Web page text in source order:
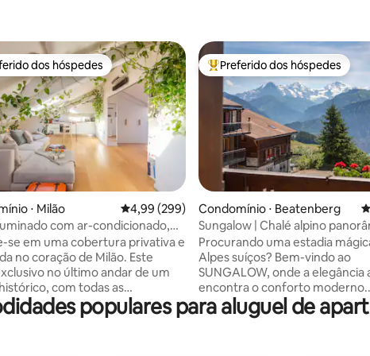
média de 5, 214 avaliações
melhores preferidos dos hóspedes
dos hóspedes
⋅ Milão 4,99 de uma avaliação média de 5, 299
4,99 (299)
com ar-condicionado,
tranquilo
se em uma cobertura privativa e
no coração de Milão. Este
no último andar de um
com todas as
modernas, oferece um
para dois no coração da
Entre os melhores preferidos
Preferido dos hóspedes
Condomínio ⋅ Beatenberg
Sungalow | Chalé alpino
vintage-chique
Procurando uma estadia
Alpes suíços? Bem-vindo ao
SUNGALOW, onde a
encontra o conforto moderno.
Recentemente renovado em
desfrute de uma cozinha
populares para aluguel de